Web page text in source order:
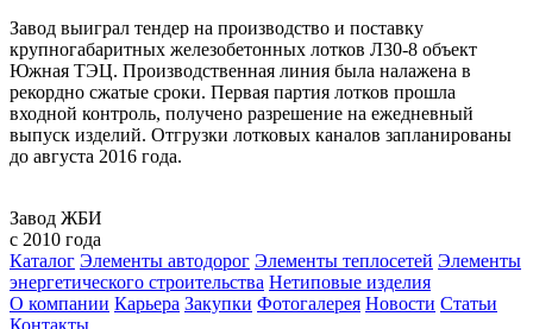
Завод выиграл тендер на производство и поставку
крупногабаритных железобетонных лотков Л30-8 объект
Южная ТЭЦ. Производственная линия была налажена в
рекордно сжатые сроки. Первая партия лотков прошла
входной контроль, получено разрешение на ежедневный
выпуск изделий. Отгрузки лотковых каналов запланированы
до августа 2016 года.
Завод ЖБИ
с 2010 года
Каталог Элементы автодорог Элементы теплосетей Элементы
энергетического строительства Нетиповые изделия
О компании Карьера Закупки Фотогалерея Новости Статьи
Контакты